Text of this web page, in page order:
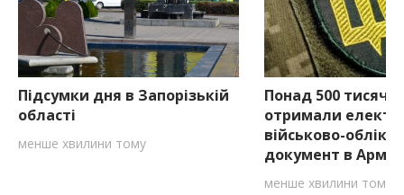
Підсумки дня в Запорізькій
області
менше хвилини тому
Понад 500 тисяч
отримали
військово-
документ в
менше хвилини тому